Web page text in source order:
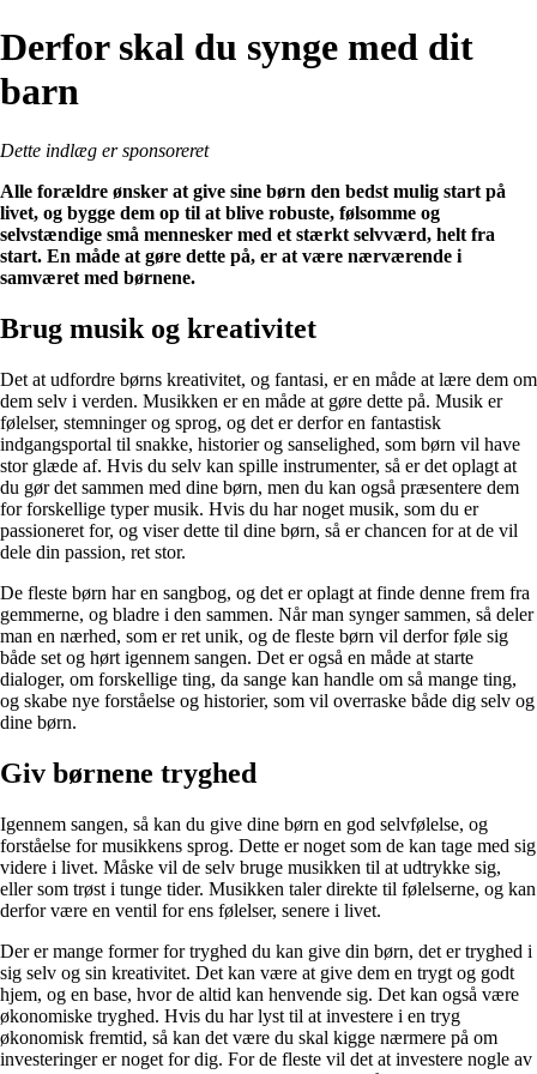
Derfor skal du synge med dit
barn
Dette indlæg er sponsoreret
Alle forældre ønsker at give sine børn den bedst mulig start på
livet, og bygge dem op til at blive robuste, følsomme og
selvstændige små mennesker med et stærkt selvværd, helt fra
start. En måde at gøre dette på, er at være nærværende i
samværet med børnene.
Brug musik og kreativitet
Det at udfordre børns kreativitet, og fantasi, er en måde at lære dem om
dem selv i verden. Musikken er en måde at gøre dette på. Musik er
følelser, stemninger og sprog, og det er derfor en fantastisk
indgangsportal til snakke, historier og sanselighed, som børn vil have
stor glæde af. Hvis du selv kan spille instrumenter, så er det oplagt at
du gør det sammen med dine børn, men du kan også præsentere dem
for forskellige typer musik. Hvis du har noget musik, som du er
passioneret for, og viser dette til dine børn, så er chancen for at de vil
dele din passion, ret stor.
De fleste børn har en sangbog, og det er oplagt at finde denne frem fra
gemmerne, og bladre i den sammen. Når man synger sammen, så deler
man en nærhed, som er ret unik, og de fleste børn vil derfor føle sig
både set og hørt igennem sangen. Det er også en måde at starte
dialoger, om forskellige ting, da sange kan handle om så mange ting,
og skabe nye forståelse og historier, som vil overraske både dig selv og
dine børn.
Giv børnene tryghed
Igennem sangen, så kan du give dine børn en god selvfølelse, og
forståelse for musikkens sprog. Dette er noget som de kan tage med sig
videre i livet. Måske vil de selv bruge musikken til at udtrykke sig,
eller som trøst i tunge tider. Musikken taler direkte til følelserne, og kan
derfor være en ventil for ens følelser, senere i livet.
Der er mange former for tryghed du kan give din børn, det er tryghed i
sig selv og sin kreativitet. Det kan være at give dem en trygt og godt
hjem, og en base, hvor de altid kan henvende sig. Det kan også være
økonomiske tryghed. Hvis du har lyst til at investere i en tryg
økonomisk fremtid, så kan det være du skal kigge nærmere på om
investeringer er noget for dig. For de fleste vil det at investere nogle av